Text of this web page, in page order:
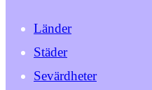
Länder
Städer
Sevärdheter